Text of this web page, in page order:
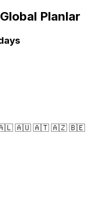
Planlar
🇦🇺 🇦🇹 🇦🇿 🇧🇪